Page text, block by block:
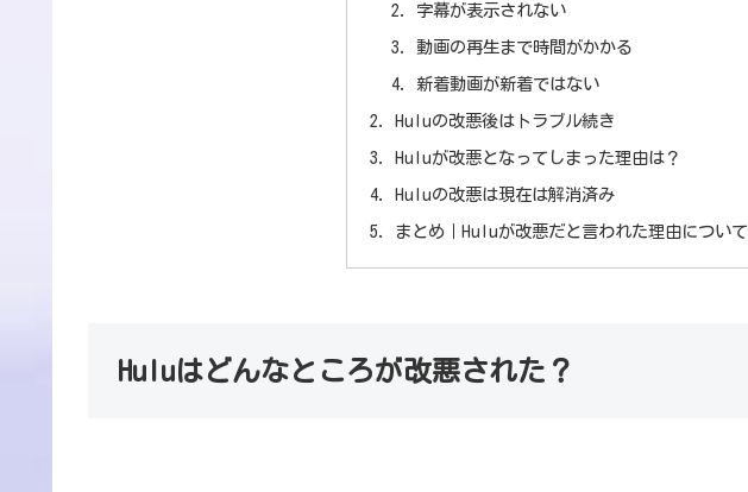
字幕が表示されない
動画の再生まで時間がかかる
新着動画が新着ではない
Huluの改悪後はトラブル続き
Huluが改悪となってしまった理由は？
Huluの改悪は現在は解消済み
まとめ｜Huluが改悪だと言われた理由について
Huluはどんなところが改悪された？